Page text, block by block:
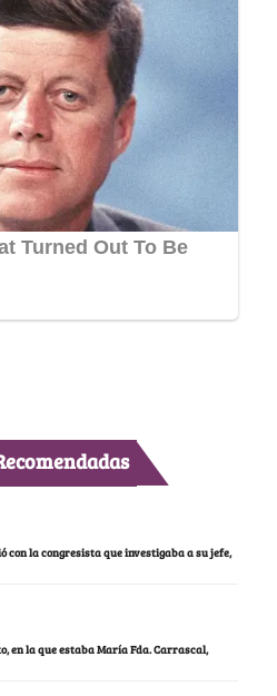
con la congresista que investigaba a su jefe,
en la que estaba María Fda. Carrascal,